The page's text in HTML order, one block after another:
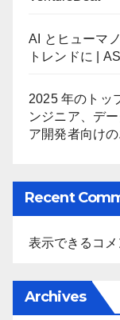
AI とヒューマ
トレンドに |
2025 年のトッ
ンジニア、デ
ア開発者向け
Recent
表示できるコメ
Archives